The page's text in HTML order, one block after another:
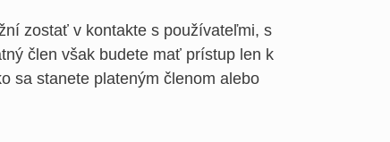
zostať v kontakte s používateľmi, s
člen však budete mať prístup len k
sa stanete plateným členom alebo